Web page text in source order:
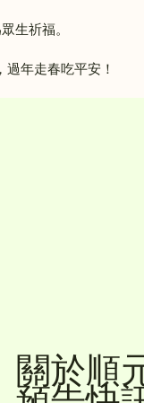
生祈福。
年走春吃平安！
關於順